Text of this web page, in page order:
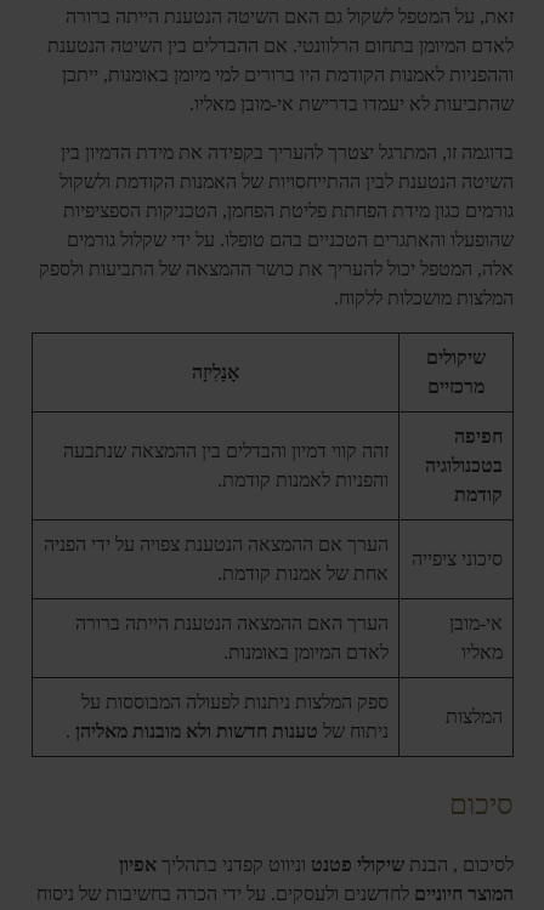
זאת, על המטפל לשקול גם האם השיטה הנטענת הייתה ברורה
לאדם המיומן בתחום הרלוונטי. אם ההבדלים בין השיטה הנטענת
וההפניות לאמנות הקודמת היו ברורים למי מיומן באומנות, ייתכן
שהתביעות לא יעמדו בדרישת אי-מובן מאליו.
בדוגמה זו, המתרגל יצטרך להעריך בקפידה את מידת הדמיון בין
השיטה הנטענת לבין ההתייחסויות של האמנות הקודמת ולשקול
גורמים כגון מידת הפחתת פליטת הפחמן, הטכניקות הספציפיות
שהופעלו והאתגרים הטכניים בהם טופלו. על ידי שקלול גורמים
אלה, המטפל יכול להעריך את כושר ההמצאה של התביעות ולספק
המלצות מושכלות ללקוח.
שיקולים
מרכזיים
אָנָלִיזָה
חפיפה
בטכנולוגיה
קודמת
זהה קווי דמיון והבדלים בין ההמצאה שנתבעה
והפניות לאמנות קודמת.
סיכוני ציפייה
הערך אם ההמצאה הנטענת צפויה על ידי הפניה
אחת של אמנות קודמת.
אי-מובן
מאליו
הערך האם ההמצאה הנטענת הייתה ברורה
לאדם המיומן באומנות.
המלצות
ספק המלצות ניתנות לפעולה המבוססות על
ניתוח של טענות חדשות ולא מובנות מאליהן .
סיכום
לסיכום , הבנתשיקולי פטנט וניווט קפדני בתהליךאפיון
המוצר חיוניים לחדשנים ולעסקים. על ידי הכרה בחשיבות של ניסוח